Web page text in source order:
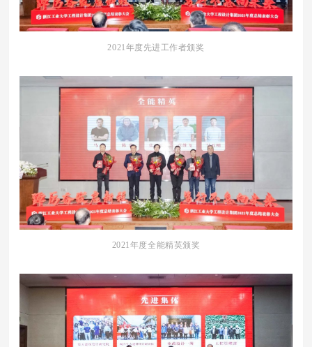
2021年度先进工作者颁奖
2021年度全能精英颁奖